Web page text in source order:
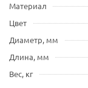
Материал
Цвет
Диаметр, мм
Длина, мм
Вес, кг